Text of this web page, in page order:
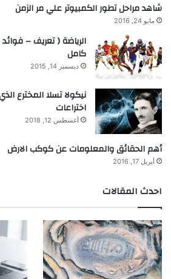
شاهد مراحل تطور الكمبيوتر علي مر الزمن
مايو 24, 2016
الرياضة ( تعريف –
كامل
ديسمبر 14, 2015
اختراعات
أغسطس 12, 2018
أهم الحقائق والمعلومات عن كوكب الارض
أبريل 17, 2016
احدث المقالات